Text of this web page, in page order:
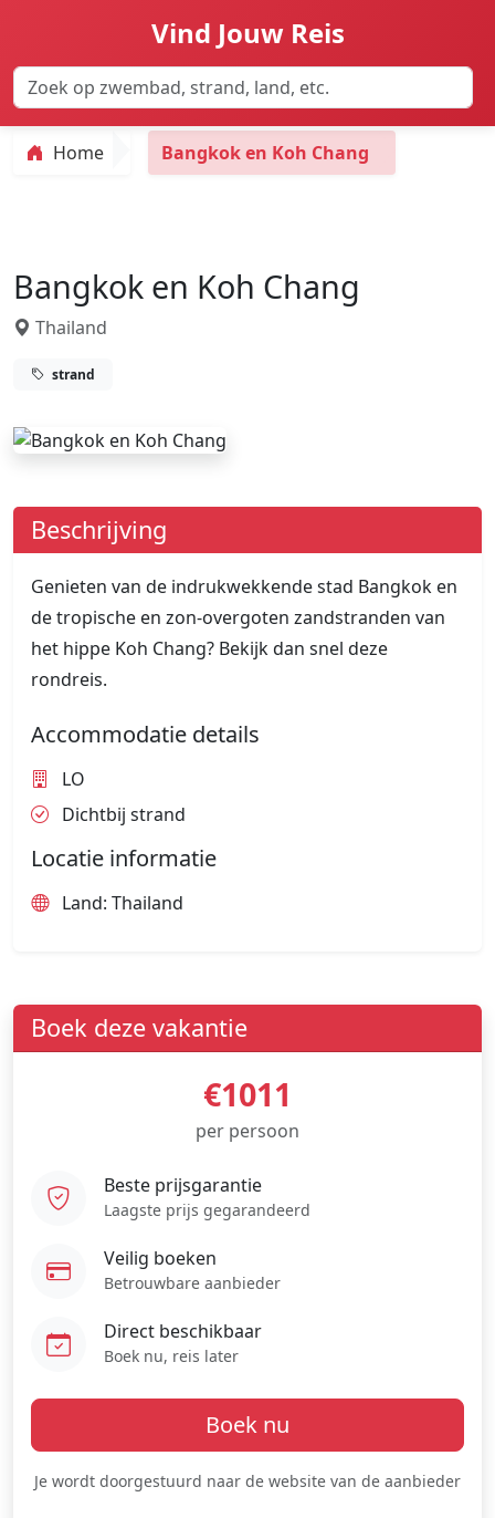
Vind Jouw Reis
Home Bangkok en Koh Chang
Bangkok en Koh Chang
Thailand
strand
Beschrijving
Genieten van de indrukwekkende stad Bangkok en
de tropische en zon-overgoten zandstranden van
het hippe Koh Chang? Bekijk dan snel deze
rondreis.
Accommodatie details
LO
Dichtbij strand
Locatie informatie
Land: Thailand
Boek deze vakantie
€1011
per persoon
Beste prijsgarantie
Laagste prijs gegarandeerd
Veilig boeken
Betrouwbare aanbieder
Direct beschikbaar
Boek nu, reis later
Boek nu
Je wordt doorgestuurd naar de website van de aanbieder